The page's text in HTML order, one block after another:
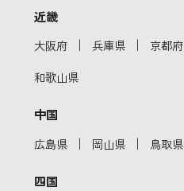
近畿
大阪府 ｜ 兵庫県 ｜ 京都府
和歌山県
中国
広島県 ｜ 岡山県 ｜ 鳥取県
四国